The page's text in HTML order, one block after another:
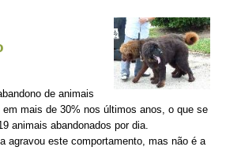
de animais
em mais de 30% nos últimos anos, o que se
animais abandonados por dia.
agravou este comportamento, mas não é a